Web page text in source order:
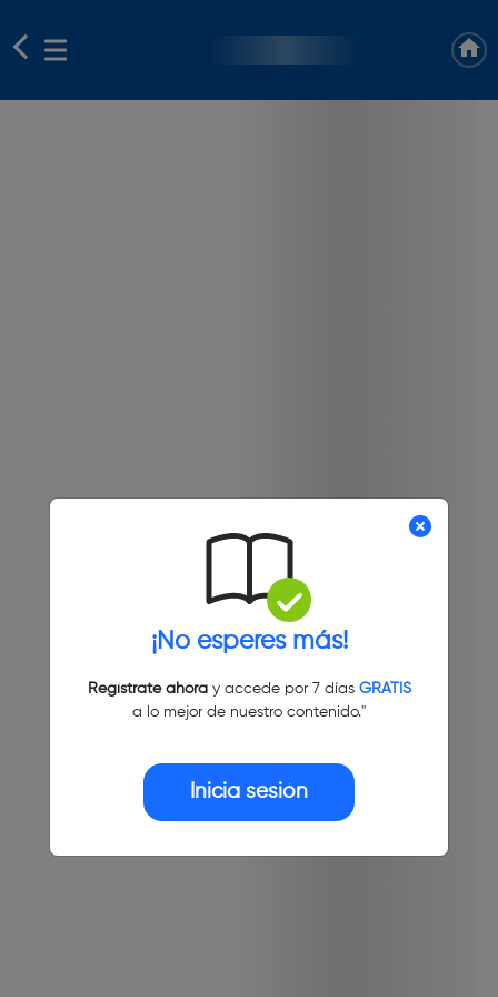
¡No esperes más!
Regístrate ahoray accede por 7 días GRATIS
a lo mejor de nuestro contenido."
Inicia sesión